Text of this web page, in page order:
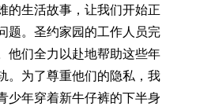
的生活故事，让我们开始正
题。圣约家园的工作人员完
他们全力以赴地帮助这些年
。为了尊重他们的隐私，我
少年穿着新牛仔裤的下半身